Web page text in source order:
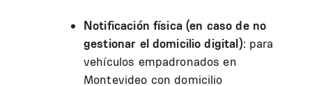
Notificación física (en caso de no
gestionar el domicilio digital): para
vehículos empadronados en
Montevideo con domicilio